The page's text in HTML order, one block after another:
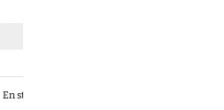
En stock 498